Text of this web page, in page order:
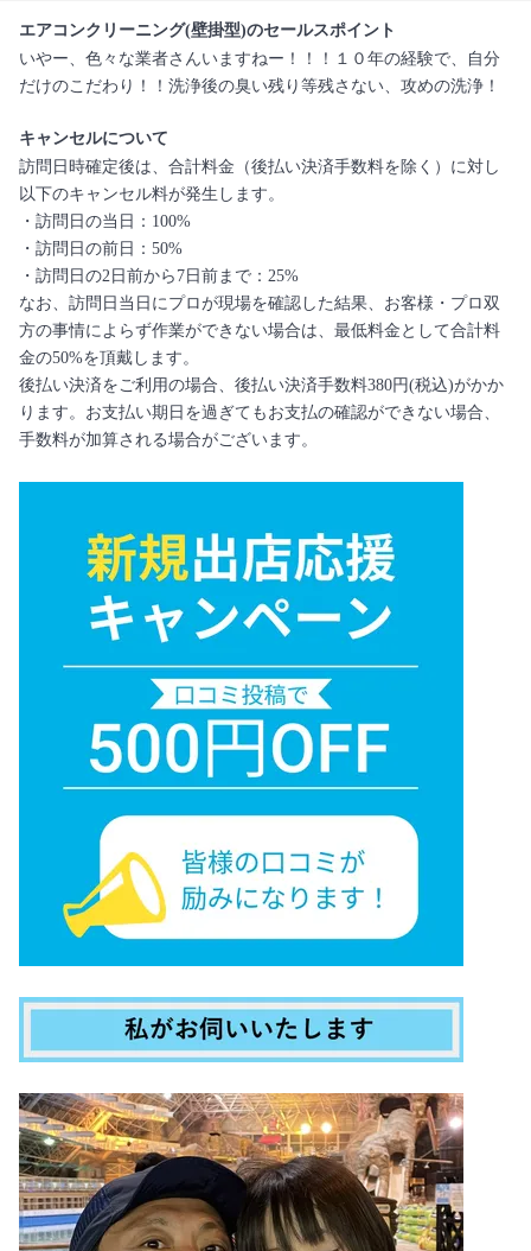
エアコンクリーニング(壁掛型)のセールスポイント
いやー、色々な業者さんいますねー！！！１０年の経験で、自分
だけのこだわり！！洗浄後の臭い残り等残さない、攻めの洗浄！
キャンセルについて
訪問日時確定後は、合計料金（後払い決済手数料を除く）に対し
以下のキャンセル料が発生します。
・訪問日の当日：100%
・訪問日の前日：50%
・訪問日の2日前から7日前まで：25%
なお、訪問日当日にプロが現場を確認した結果、お客様・プロ双
方の事情によらず作業ができない場合は、最低料金として合計料
金の50%を頂戴します。
後払い決済をご利用の場合、後払い決済手数料380円(税込)がかか
ります。お支払い期日を過ぎてもお支払の確認ができない場合、
手数料が加算される場合がございます。